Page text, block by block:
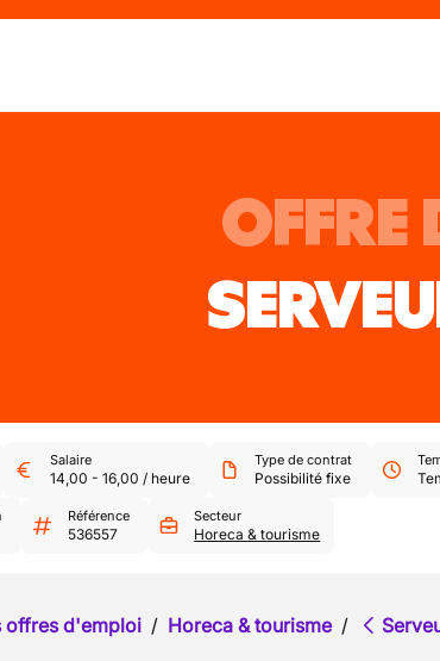
OFFRE
Salaire
14,00 - 16,00 / heure
Type de contrat
Possibilité fixe
Référence
536557
Secteur
Horeca & tourisme
offres d'emploi / Horeca & tourisme /